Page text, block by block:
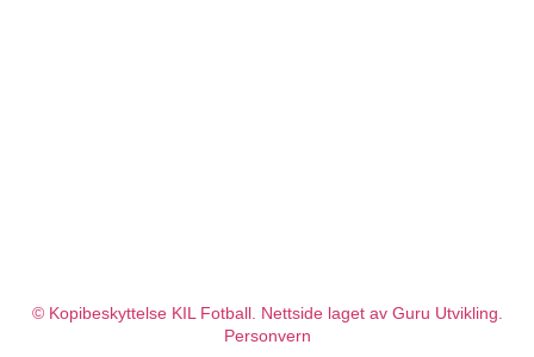
© Kopibeskyttelse KIL Fotball. Nettside laget av Guru Utvikling.
Personvern